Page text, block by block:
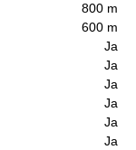
800 m
600 m
Ja
Ja
Ja
Ja
Ja
Ja